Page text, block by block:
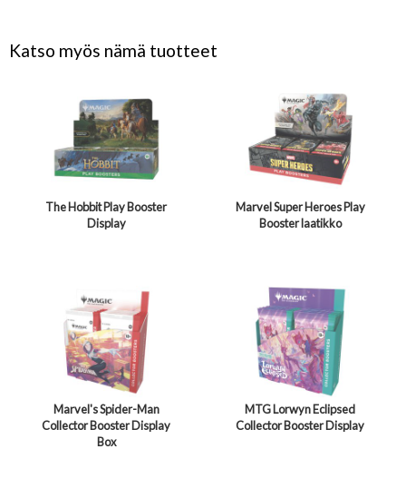
Katso myös nämä tuotteet
The Hobbit Play Booster
Display
Marvel Super Heroes Play
Booster laatikko
Marvel's Spider-Man
Collector Booster Display
Box
MTG Lorwyn Eclipsed
Collector Booster Display